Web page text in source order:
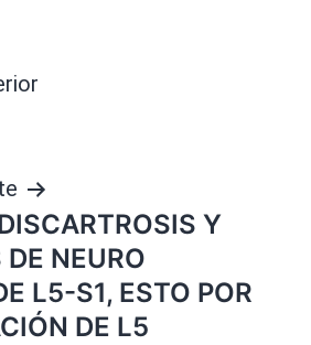
Y
NEURO
L5-S1, ESTO POR
DE L5